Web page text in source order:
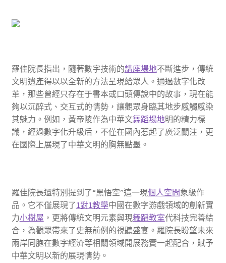
羅佳院長指出，隨著數字技術的講座場地不斷進步，傳統
文明遺產得以以全新的方法呈現給眾人。通過數字化改
革，那些曾經只存在于書本或口頭傳說中的故事，現在能
夠以沉醉式、交互式的情勢，讓觀眾身臨其地步感觸感染
其魅力。例如，黃帝陵作為中華文舞蹈場地明的精力標
識，經過數字化升級后，不僅在國內惹起了廣泛關注，更
在國際上展現了中華文明的胸無點墨。
羅佳院長還特別提到了“黑悟空”這一現個人空間象級作
品。它不僅展現了1對1教學中國在數字游戲領域的創新實
力小樹屋 ，更將傳統文明元素與現舞蹈教室代科技完善結
合，為觀眾帶來了史無前例的視聽盛宴。羅院長盼望未來
兩岸同胞在數字經濟等相關領域開展務實一起配合，賦予
中華文明以新的展現情勢。